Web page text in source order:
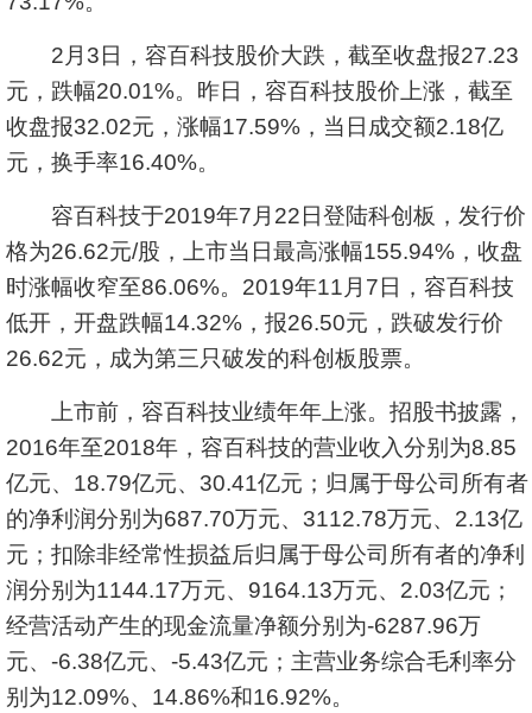
2月3日，容百科技股价大跌，截至收盘报27.23
元，跌幅20.01%。昨日，容百科技股价上涨，截至
收盘报32.02元，涨幅17.59%，当日成交额2.18亿
元，换手率16.40%。
容百科技于2019年7月22日登陆科创板，发行价
格为26.62元/股，上市当日最高涨幅155.94%，收盘
时涨幅收窄至86.06%。2019年11月7日，容百科技
低开，开盘跌幅14.32%，报26.50元，跌破发行价
26.62元，成为第三只破发的科创板股票。
上市前，容百科技业绩年年上涨。招股书披露，
2016年至2018年，容百科技的营业收入分别为8.85
亿元、18.79亿元、30.41亿元；归属于母公司所有者
的净利润分别为687.70万元、3112.78万元、2.13亿
元；扣除非经常性损益后归属于母公司所有者的净利
润分别为1144.17万元、9164.13万元、2.03亿元；
经营活动产生的现金流量净额分别为-6287.96万
元、-6.38亿元、-5.43亿元；主营业务综合毛利率分
别为12.09%、14.86%和16.92%。